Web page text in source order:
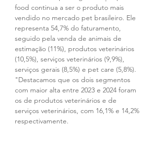
food continua a ser o produto mais
vendido no mercado pet brasileiro. Ele
representa 54,7% do faturamento,
seguido pela venda de animais de
estimação (11%), produtos veterinários
(10,5%), serviços veterinários (9,9%),
serviços gerais (8,5%) e pet care (5,8%).
"Destacamos que os dois segmentos
com maior alta entre 2023 e 2024 foram
os de produtos veterinários e de
serviços veterinários, com 16,1% e 14,2%
respectivamente.